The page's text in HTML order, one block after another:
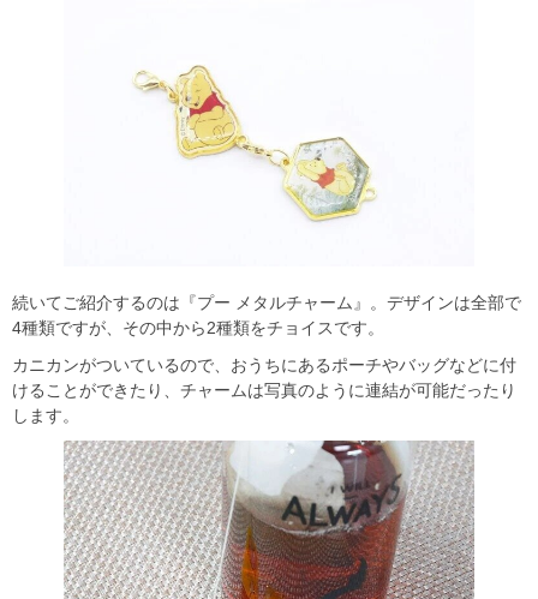
続いてご紹介するのは『プー メタルチャーム』。デザインは全部で
4種類ですが、その中から2種類をチョイスです。
カニカンがついているので、おうちにあるポーチやバッグなどに付
けることができたり、チャームは写真のように連結が可能だったり
します。